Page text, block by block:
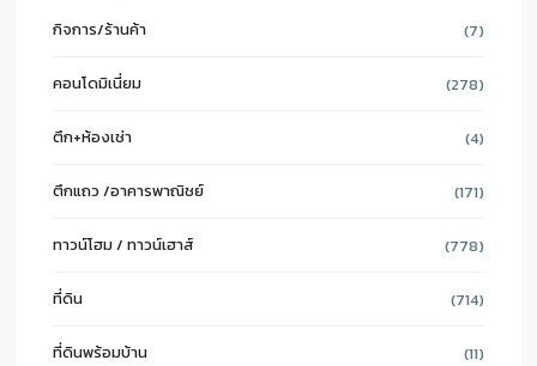
กิจการ/ร้านค้า (7)
คอนโดมิเนี่ยม (278)
ตึก+ห้องเช่า (4)
ตึกแถว /อาคารพาณิชย์ (171)
ทาวน์โฮม / ทาวน์เฮาส์ (778)
ที่ดิน (714)
ที่ดินพร้อมบ้าน (11)